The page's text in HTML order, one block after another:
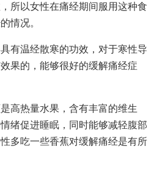
所以女性在痛经期间服用这种食
情况。
有温经散寒的功效，对于寒性导
果的，能够很好的缓解痛经症
高热量水果，含有丰富的维生
绪促进睡眠，同时能够减轻腹部
多吃一些香蕉对缓解痛经是有所